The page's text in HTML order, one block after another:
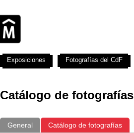
Catálogo de fotografías
General Catálogo de fotografías
Exposiciones Fotografías del CdF